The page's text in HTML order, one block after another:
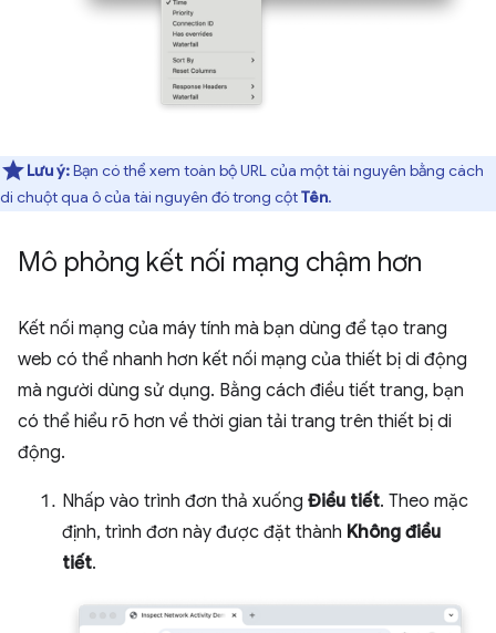
Lưu ý:Bạn có thể xem toàn bộ URL của một tài nguyên bằng cách
di chuột qua ô của tài nguyên đó trong cộtTên.
Mô phỏng kết nối mạng chậm hơn
Kết nối mạng của máy tính mà bạn dùng để tạo trang
web có thể nhanh hơn kết nối mạng của thiết bị di động
mà người dùng sử dụng. Bằng cách điều tiết trang, bạn
có thể hiểu rõ hơn về thời gian tải trang trên thiết bị di
động.
Nhấp vào trình đơn thả xuống Điều tiết. Theo mặc
định, trình đơn này được đặt thành Không điều
tiết.